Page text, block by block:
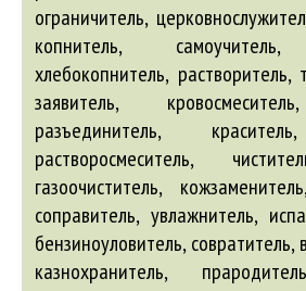
ограничитель,
копнитель, самоучитель,
хлебокопнитель, растворитель,
заявитель,
разъединитель,
растворосмеситель,
газоочиститель,
соправитель, увлажнитель,
бензиноуловитель, совратитель,
казнохранитель,